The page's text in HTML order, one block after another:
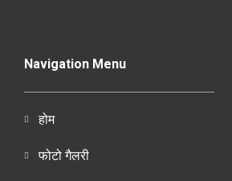
Navigation Menu
होम
फोटो गैलरी